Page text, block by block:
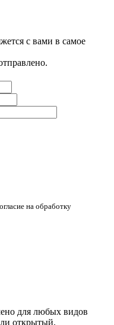
с вами в самое
на обработку
для любых видов
открытый.